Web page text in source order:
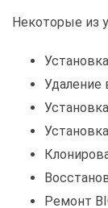
Некоторые из
Удаление
Ремонт